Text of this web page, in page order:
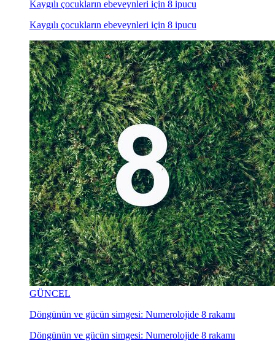
Kaygılı çocukların ebeveynleri için 8 ipucu
Kaygılı çocukların ebeveynleri için 8 ipucu
GÜNCEL
Döngünün ve gücün simgesi: Numerolojide 8 rakamı
Döngünün ve gücün simgesi: Numerolojide 8 rakamı